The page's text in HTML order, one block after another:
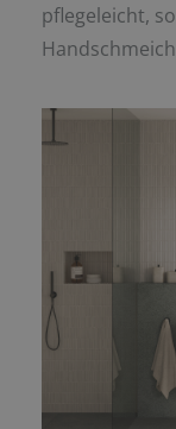
pflegeleicht,